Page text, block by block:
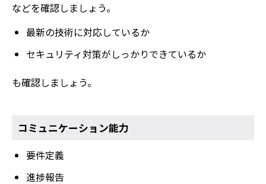
などを確認しましょう。
最新の技術に対応しているか
セキュリティ対策がしっかりできているか
も確認しましょう。
コミュニケーション能力
要件定義
進捗報告